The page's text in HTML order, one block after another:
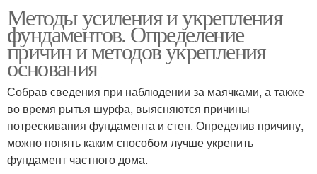
Методы усиления и укрепления
фундаментов. Определение
причин и методов укрепления
основания
Собрав сведения при наблюдении за маячками, а также
во время рытья шурфа, выясняются причины
потрескивания фундамента и стен. Определив причину,
можно понять каким способом лучше укрепить
фундамент частного дома.